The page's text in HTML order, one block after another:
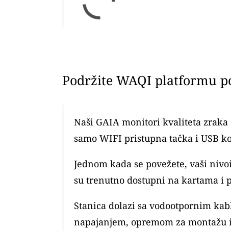
Podržite WAQI platformu
Naši GAIA monitori kvaliteta
samo WIFI pristupna tačka i USB
Jednom kada se povežete, vaši
su trenutno dostupni na kartama i
Stanica dolazi sa vodootpornim
napajanjem, opremom za